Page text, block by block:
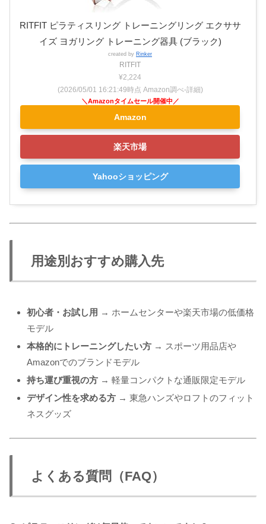
RITFIT ピラティスリング トレーニングリング エクササ
イズ ヨガリング トレーニング器具 (ブラック)
created by Rinker
RITFIT
¥2,224
(2026/05/01 16:21:49時点 Amazon調べ-詳細)
Amazon
楽天市場
Yahooショッピング
用途別おすすめ購入先
初心者・お試し用 → ホームセンターや楽天市場の低価格
モデル
本格的にトレーニングしたい方 → スポーツ用品店や
Amazonでのブランドモデル
持ち運び重視の方 → 軽量コンパクトな通販限定モデル
デザイン性を求める方 → 東急ハンズやロフトのフィット
ネスグッズ
よくある質問（FAQ）